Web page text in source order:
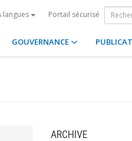
langues Portail sécurisé
GOUVERNANCE
ARCHIVE